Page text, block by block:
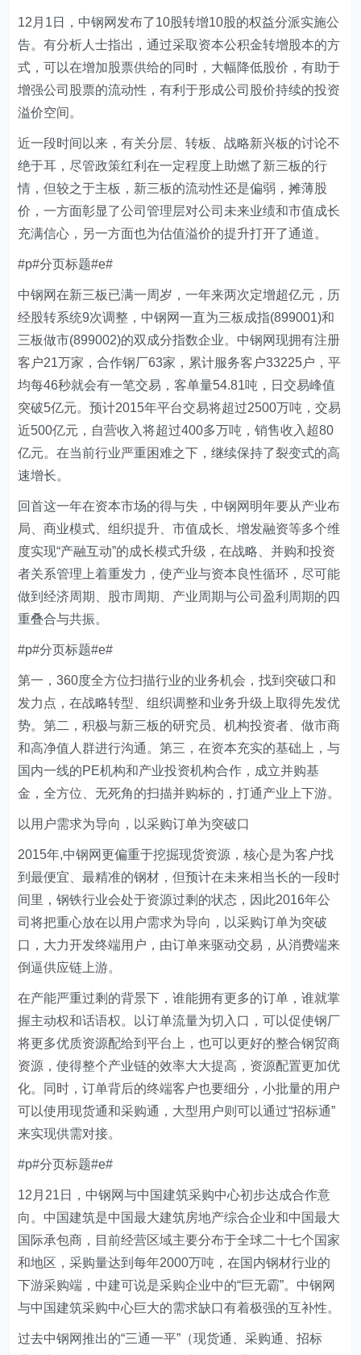
12月1日，中钢网发布了10股转增10股的权益分派实施公
告。有分析人士指出，通过采取资本公积金转增股本的方
式，可以在增加股票供给的同时，大幅降低股价，有助于
增强公司股票的流动性，有利于形成公司股价持续的投资
溢价空间。
近一段时间以来，有关分层、转板、战略新兴板的讨论不
绝于耳，尽管政策红利在一定程度上助燃了新三板的行
情，但较之于主板，新三板的流动性还是偏弱，摊薄股
价，一方面彰显了公司管理层对公司未来业绩和市值成长
充满信心，另一方面也为估值溢价的提升打开了通道。
#p#分页标题#e#
中钢网在新三板已满一周岁，一年来两次定增超亿元，历
经股转系统9次调整，中钢网一直为三板成指(899001)和
三板做市(899002)的双成分指数企业。中钢网现拥有注册
客户21万家，合作钢厂63家，累计服务客户33225户，平
均每46秒就会有一笔交易，客单量54.81吨，日交易峰值
突破5亿元。预计2015年平台交易将超过2500万吨，交易
近500亿元，自营收入将超过400多万吨，销售收入超80
亿元。在当前行业严重困难之下，继续保持了裂变式的高
速增长。
回首这一年在资本市场的得与失，中钢网明年要从产业布
局、商业模式、组织提升、市值成长、增发融资等多个维
度实现“产融互动”的成长模式升级，在战略、并购和投资
者关系管理上着重发力，使产业与资本良性循环，尽可能
做到经济周期、股市周期、产业周期与公司盈利周期的四
重叠合与共振。
#p#分页标题#e#
第一，360度全方位扫描行业的业务机会，找到突破口和
发力点，在战略转型、组织调整和业务升级上取得先发优
势。第二，积极与新三板的研究员、机构投资者、做市商
和高净值人群进行沟通。第三，在资本充实的基础上，与
国内一线的PE机构和产业投资机构合作，成立并购基
金，全方位、无死角的扫描并购标的，打通产业上下游。
以用户需求为导向，以采购订单为突破口
2015年,中钢网更偏重于挖掘现货资源，核心是为客户找
到最便宜、最精准的钢材，但预计在未来相当长的一段时
间里，钢铁行业会处于资源过剩的状态，因此2016年公
司将把重心放在以用户需求为导向，以采购订单为突破
口，大力开发终端用户，由订单来驱动交易，从消费端来
倒逼供应链上游。
在产能严重过剩的背景下，谁能拥有更多的订单，谁就掌
握主动权和话语权。以订单流量为切入口，可以促使钢厂
将更多优质资源配给到平台上，也可以更好的整合钢贸商
资源，使得整个产业链的效率大大提高，资源配置更加优
化。同时，订单背后的终端客户也要细分，小批量的用户
可以使用现货通和采购通，大型用户则可以通过“招标通”
来实现供需对接。
#p#分页标题#e#
12月21日，中钢网与中国建筑采购中心初步达成合作意
向。中国建筑是中国最大建筑房地产综合企业和中国最大
国际承包商，目前经营区域主要分布于全球二十七个国家
和地区，采购量达到每年2000万吨，在国内钢材行业的
下游采购端，中建可说是采购企业中的“巨无霸”。中钢网
与中国建筑采购中心巨大的需求缺口有着极强的互补性。
过去中钢网推出的“三通一平”（现货通、采购通、招标